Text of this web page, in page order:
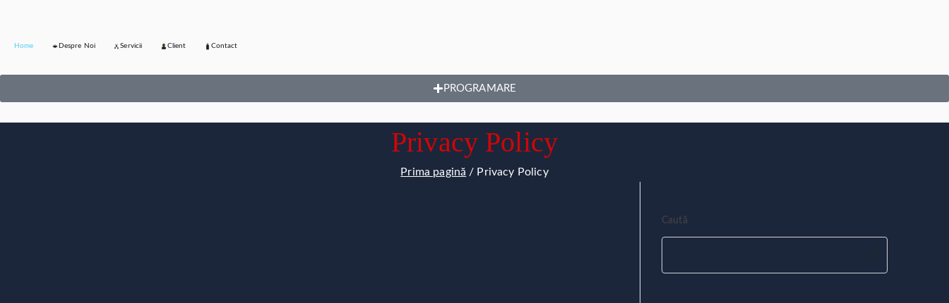
Home Despre Noi Servicii Client Contact
PROGRAMARE
Privacy Policy
Prima pagină Privacy Policy
Caută